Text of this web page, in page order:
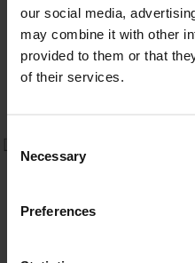
our social media,
may combine it with other
provided to them or that
of their services.
Selection
Necessary
Preferences
Azienda
Unisciti al
obblighi, modifiche,